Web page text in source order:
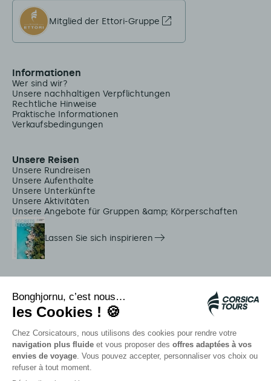
Mitglied der Ettori-Gruppe
Informationen
Wer sind wir?
Unsere nachhaltigen Verpflichtungen
Rechtliche Hinweise
Praktische Informationen
Verkaufsbedingungen
Unsere Reisen
Unsere Rundreisen
Unsere Aufenthalte
Unsere Unterkünfte
Unsere Aktivitäten
Unsere Angebote für Gruppen &amp; Körperschaften
Lassen Sie sich inspirieren
Citadina Shuttles
Quallenalarm
Autocars rapides bleus
Kontaktieren Sie unsere Berater